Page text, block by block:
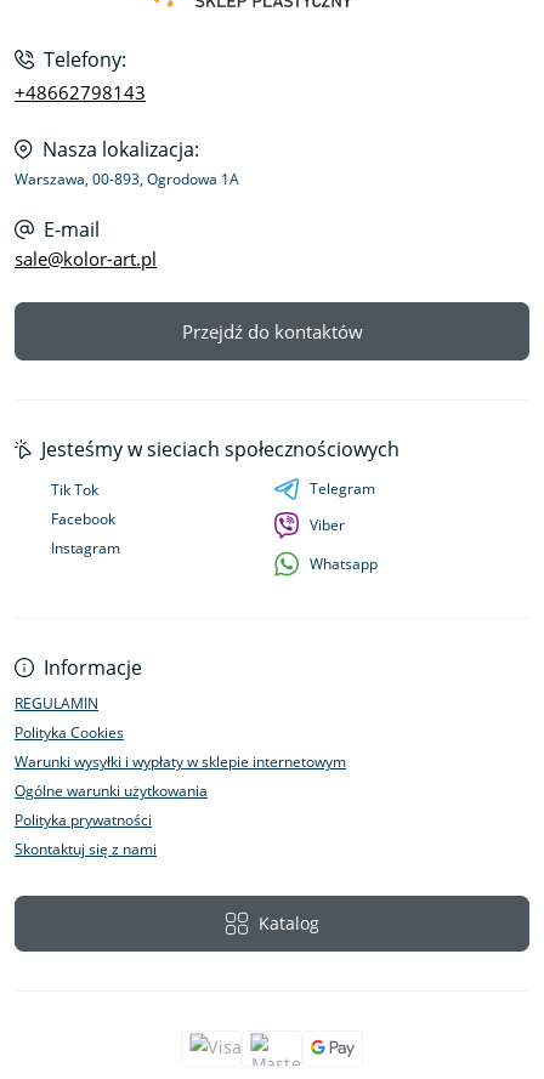
Telefony:
+48662798143
Nasza lokalizacja:
Warszawa, 00-893, Ogrodowa 1A
E-mail
sale@kolor-art.pl
Przejdź do kontaktów
Informacje
REGULAMIN
Polityka Cookies
Warunki wysyłki i wypłaty w sklepie internetowym
Ogólne warunki użytkowania
Polityka prywatności
Skontaktuj się z nami
Katalog
Jesteśmy w sieciach społecznościowych
Tik Tok
Facebook
Instagram
Telegram
Viber
Whatsapp